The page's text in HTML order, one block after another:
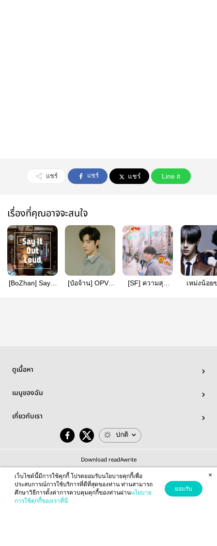
แชร์ แชร์ แชร์ Line it
เรื่องที่คุณอาจจะสนใจ
[BoZhan] Say It
[ป๋อจ้าน]​ OPV​ -​
[SF] ความสุข
เหม่งน้อย
ดูเนื้อหา
เมนูของฉัน
เกี่ยวกับเรา
ปกติ
Download readAwrite
© 2026 readAwrite.com by MEB Corporation Public Company Limited
This site is protected by reCAPTCHA and the Google
เว็บไซต์นี้มีการใช้คุกกี้ โปรดยอมรับนโยบายคุกกี้เพื่อ
ประสบการณ์การใช้บริการที่ดีที่สุดของท่าน ท่านสามารถ
ศึกษาวิธีการตั้งค่าการควบคุมคุกกี้ของท่านผ่านนโยบาย
การใช้คุกกี้ของเราที่นี่
ยอมรับ
×